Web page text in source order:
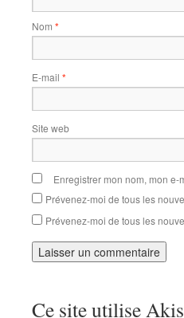
Nom *
E-mail *
Site web
Enregistrer mon nom, mon
Prévenez-moi de tous les
Prévenez-moi de tous les
Ce site utilise